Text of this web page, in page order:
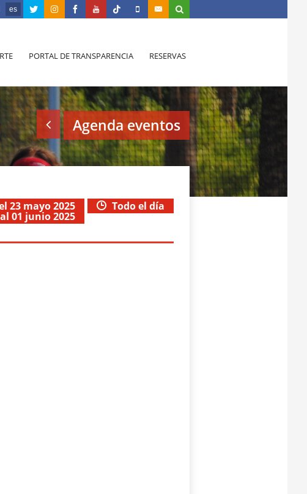
es
PORTAL DE TRANSPARENCIA RESERVAS
Agenda eventos
Todo el día
23 mayo 2025
al 01 junio 2025